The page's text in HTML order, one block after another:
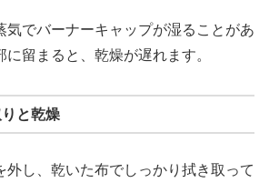
気でバーナーキャップが湿ることがあ
に留まると、乾燥が遅れます。
りと乾燥
外し、乾いた布でしっかり拭き取って